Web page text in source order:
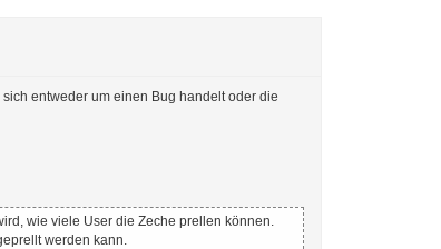
entweder um einen Bug handelt oder die
wie viele User die Zeche prellen können.
werden kann.